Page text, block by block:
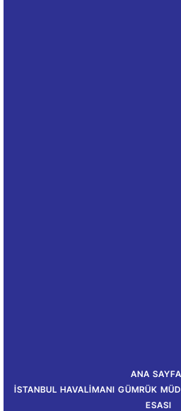
ANA SAYFA
İSTANBUL HAVALIMANI GÜMRÜK
ESASI